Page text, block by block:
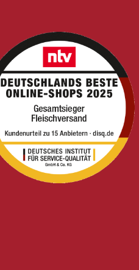
Warenkorb legen